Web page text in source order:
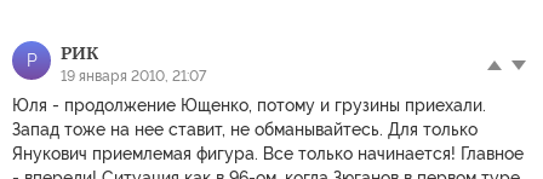
Р РИК
19 января 2010, 21:07
Юля - продолжение Ющенко, потому и грузины приехали.
Запад тоже на нее ставит, не обманывайтесь. Для только
Янукович приемлемая фигура. Все только начинается! Главное